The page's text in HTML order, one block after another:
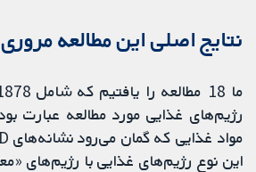
نتایج اصلی این مطالعه
رژیم‌های غذایی مورد مطالعه عبارت
این نوع رژیم‌های غذایی با رژیم‌های